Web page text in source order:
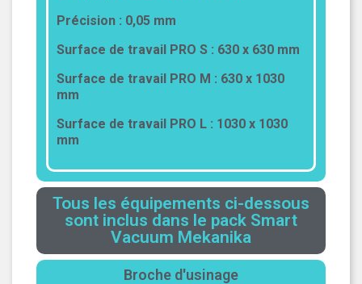
Précision : 0,05 mm
Surface de travail PRO S : 630 x 630 mm
Surface de travail PRO M : 630 x 1030
mm
Surface de travail PRO L : 1030 x 1030
mm
Tous les équipements ci-dessous
sont inclus dans le pack Smart
Vacuum Mekanika
Broche d'usinage